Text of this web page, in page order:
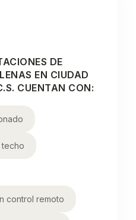
DE
EN CIUDAD
CUENTAN CON:
control remoto